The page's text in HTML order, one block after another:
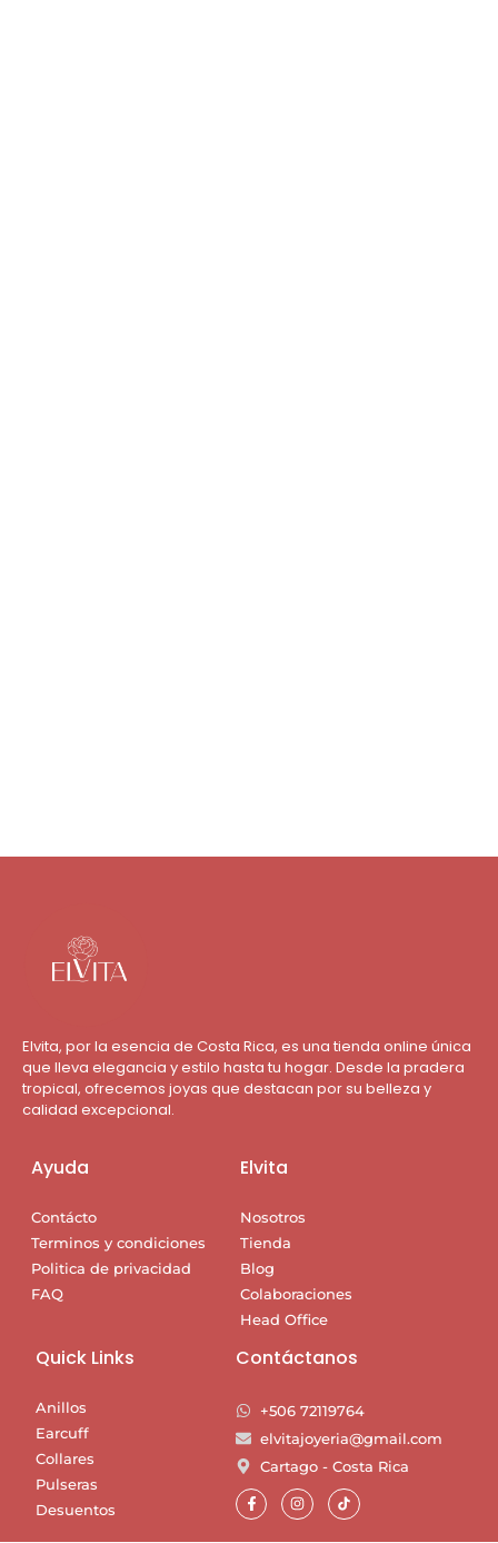
Elvita, por la esencia de Costa Rica, es una tienda online única
que lleva elegancia y estilo hasta tu hogar. Desde la pradera
tropical, ofrecemos joyas que destacan por su belleza y
calidad excepcional.
Ayuda
Contácto
Terminos y condiciones
Politica de privacidad
FAQ
Elvita
Nosotros
Tienda
Blog
Colaboraciones
Head Office
Quick Links
Anillos
Earcuff
Collares
Pulseras
Desuentos
Contáctanos
+506 72119764
elvitajoyeria@gmail.com
Cartago - Costa Rica